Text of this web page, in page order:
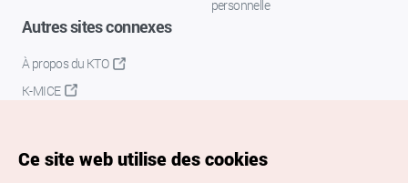
personnelle
Autres sites connexes
À propos du KTO
K-MICE
Ce site web utilise des cookies